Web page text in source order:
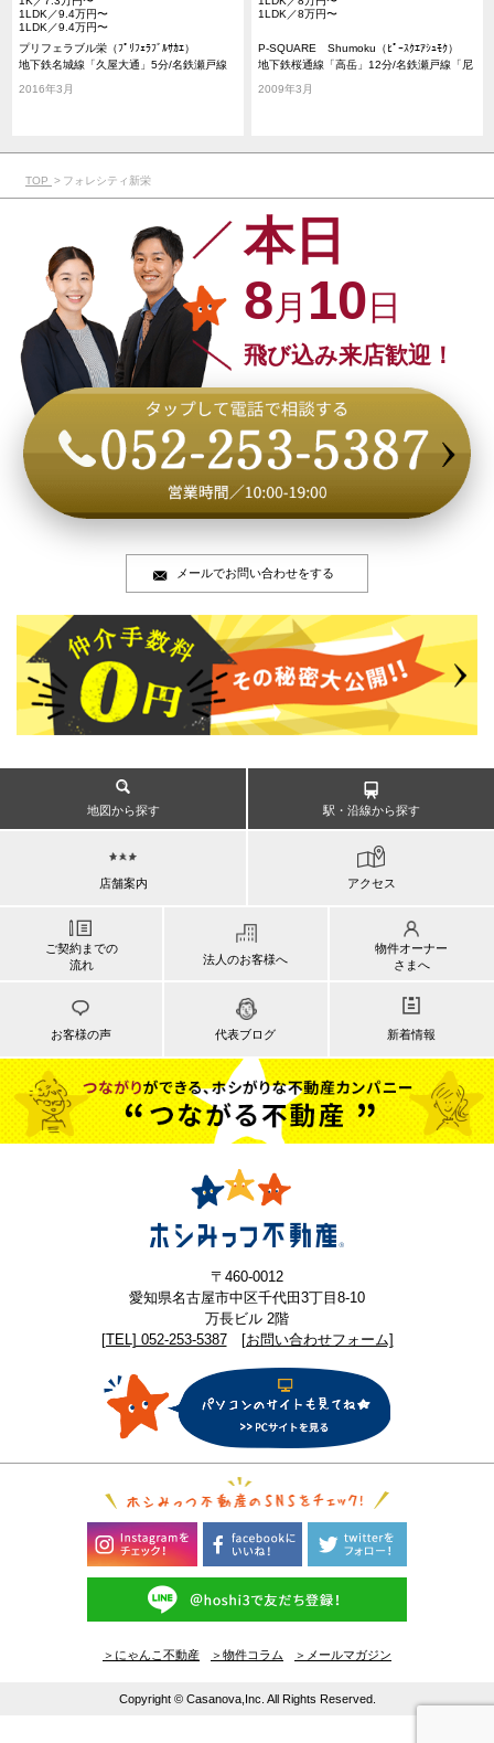
1LDK／9.4万円〜
1LDK／9.4万円〜
プリフェラブル栄（ﾌﾟﾘﾌｪﾗﾌﾞﾙｻｶｴ）
地下鉄名城線「久屋大通」5分/名鉄瀬戸線
桜通線「久屋大通」7分
2016年3月
1LDK／8万円〜
P-SQUARE Shumoku（ﾋﾟｰｽｸｴｱｼｭﾓｸ）
地下鉄桜通線「高岳」12分/名鉄瀬戸線「尼
2009年3月
TOP フォレシティ新栄
本日
8 月 10 日
飛び込み来店歓迎！
メールでお問い合わせをする
地図から探す 駅・沿線から探す
店舗案内 アクセス
ご契約までの
流れ
法人のお客様へ
物件オーナー
さまへ
お客様の声 代表ブログ 新着情報
〒460-0012
愛知県名古屋市中区千代田3丁目8-10
万長ビル 2階
[TEL] 052-253-5387
[お問い合わせフォーム]
＞にゃんこ不動産 ＞物件コラム ＞メールマガジン
Copyright © Casanova,Inc. All Rights Reserved.